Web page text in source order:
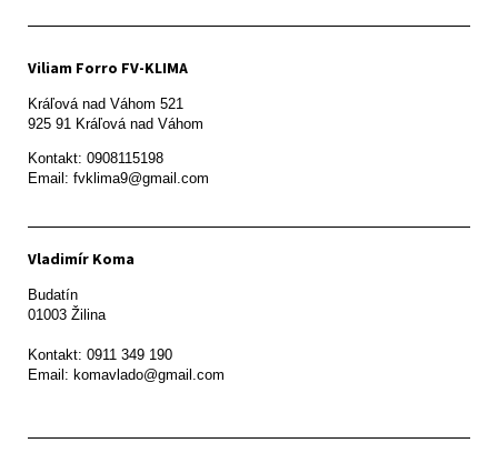
Viliam Forro FV-KLIMA
Kráľová nad Váhom 521
Kontakt: 0908115198
Email: fvklima9@gmail.com
Vladimír Koma
Budatín
01003 Žilina
Kontakt: 0911 349 190